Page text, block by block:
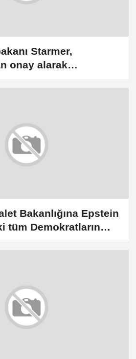
Starmer,
onay alarak
yollayacaklarını
Bakanlığına Epstein
tüm Demokratların
çağrısı